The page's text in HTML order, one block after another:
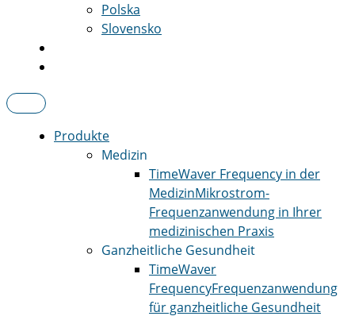
Polska
Slovensko
Produkte
Medizin
TimeWaver Frequency in der
MedizinMikrostrom-
Frequenzanwendung in Ihrer
medizinischen Praxis
Ganzheitliche Gesundheit
TimeWaver
FrequencyFrequenzanwendung
für ganzheitliche Gesundheit